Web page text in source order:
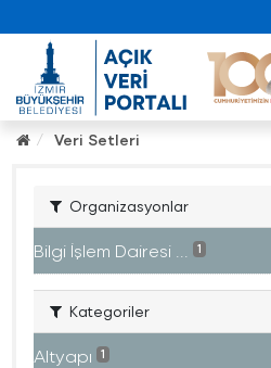
Veri Setleri
Organizasyonlar
Bilgi İşlem Dairesi ... 1
Kategoriler
Altyapı 1